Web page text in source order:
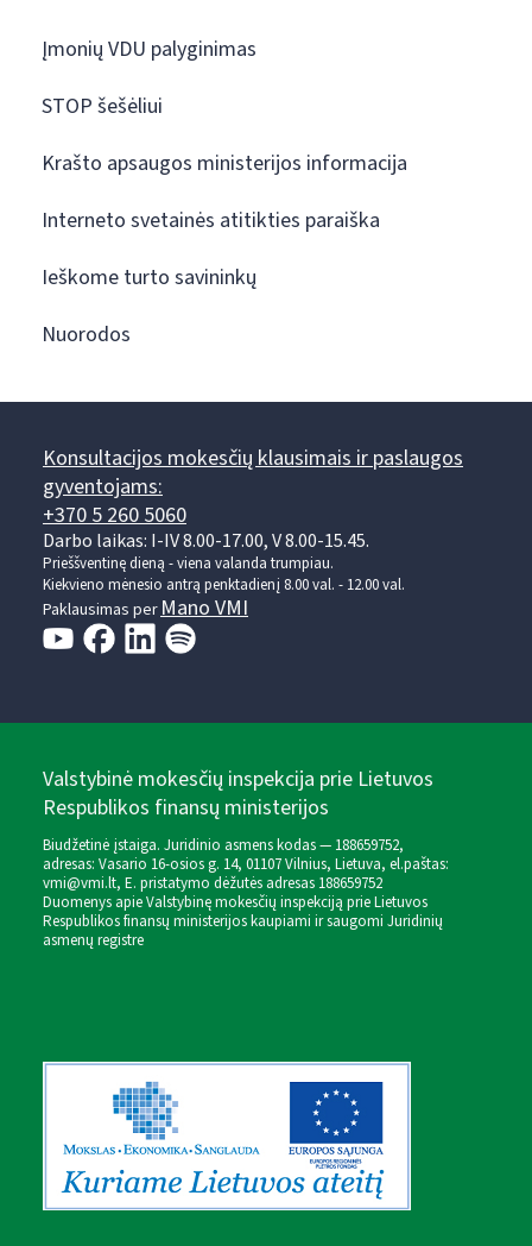
Įmonių VDU palyginimas
STOP šešėliui
Krašto apsaugos ministerijos informacija
Interneto svetainės atitikties paraiška
Ieškome turto savininkų
Nuorodos
Konsultacijos mokesčių klausimais ir paslaugos
gyventojams:
+370 5 260 5060
Darbo laikas: I-IV 8.00-17.00, V 8.00-15.45.
Prieššventinę dieną - viena valanda trumpiau.
Kiekvieno mėnesio antrą penktadienį 8.00 val. - 12.00 val.
Paklausimas perMano VMI
Valstybinė mokesčių inspekcija prie Lietuvos
Respublikos finansų ministerijos
Biudžetinė įstaiga. Juridinio asmens kodas — 188659752,
adresas: Vasario 16-osios g. 14, 01107 Vilnius, Lietuva, el.paštas:
vmi@vmi.lt, E. pristatymo dėžutės adresas 188659752
Duomenys apie Valstybinę mokesčių inspekciją prie Lietuvos
Respublikos finansų ministerijos kaupiami ir saugomi Juridinių
asmenų registre